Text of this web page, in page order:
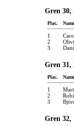
Gren 30,
Plac.
1
2
3
Gren 31,
Plac.
1
2
3
Gren 32,